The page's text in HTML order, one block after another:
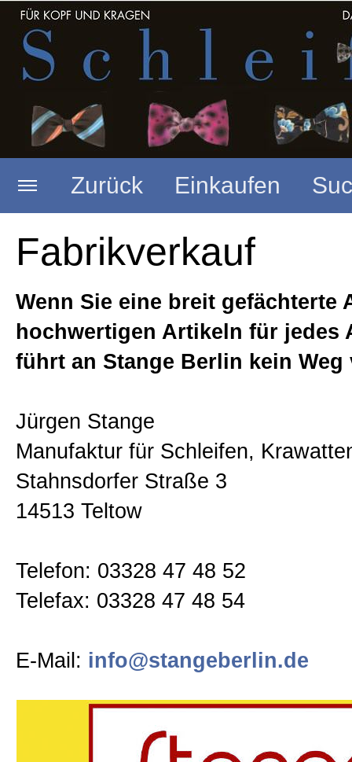
Zurück Einkaufen
Startseite
Neues
Beratung
Dessins
Schleifen
Westen
Ziertücher
Kummerbunde
Merkzettel anzeigen
Warenkorb anzeigen
(0Artikel,0,00EUR)
Mein Konto
Fabrikverkauf
Wenn Sie eine breit gefächterte
hochwertigen Artikeln für jedes
führt an Stange Berlin kein Weg
Jürgen Stange
Manufaktur für Schleifen,
Stahnsdorfer Straße 3
14513 Teltow
Telefon: 03328 47 48 52
Telefax: 03328 47 48 54
E-Mail: info@stangeberlin.de